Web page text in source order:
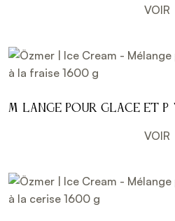
VOIR
Mélange pour glace et
VOIR